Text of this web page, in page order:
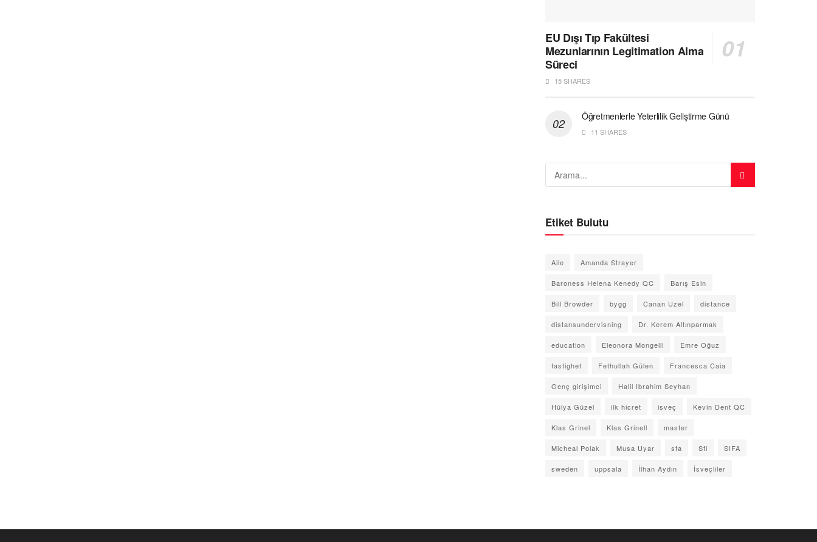
EU Dışı Tıp Fakültesi
Mezunlarının Legitimation Alma
Süreci
15 SHARES
Öğretmenlerle Yeterlilik Geliştirme Günü
11 SHARES
Etiket Bulutu
Aile Amanda Strayer
Baroness Helena Kenedy QC Barış Esin
Bill Browder bygg Canan Uzel distance
distansundervisning Dr. Kerem Altınparmak
education Eleonora Mongelli Emre Oğuz
fastighet Fethullah Gülen Francesca Caia
Genç girişimci Halil Ibrahim Seyhan
Hülya Güzel ilk hicret isveç Kevin Dent QC
Klas Grinel Klas Grinell master
Micheal Polak Musa Uyar sfa Sfi SIFA
sweden uppsala İlhan Aydın İsveçliler